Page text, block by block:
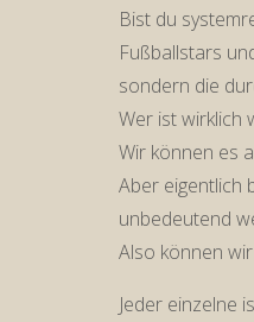
Bist du
Fußballstars
sondern die
Wer ist wirklich
Wir können es
Aber eigentlich
unbedeutend
Also können
Jeder einzelne